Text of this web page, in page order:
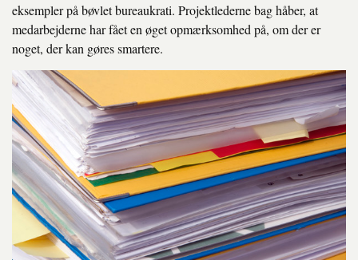
eksempler på bøvlet bureaukrati. Projektlederne bag håber, at
medarbejderne har fået en øget opmærksomhed på, om der er
noget, der kan gøres smartere.